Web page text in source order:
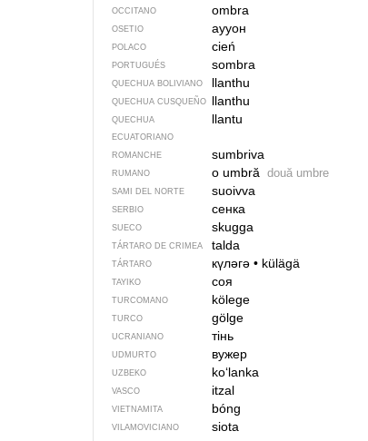
OCCITANO ombra
OSETIO аууон
POLACO cień
PORTUGUÉS sombra
QUECHUA BOLIVIANO llanthu
QUECHUA CUSQUEÑO llanthu
QUECHUA
ECUATORIANO
llantu
ROMANCHE sumbriva
RUMANO o umbră două umbre
SAMI DEL NORTE suoivva
SERBIO сенка
SUECO skugga
TÁRTARO DE CRIMEA talda
TÁRTARO күләгә •külägä
TAYIKO соя
TURCOMANO kölege
TURCO gölge
UCRANIANO тінь
UDMURTO вужер
UZBEKO koʻlanka
VASCO itzal
VIETNAMITA bóng
VILAMOVICIANO siota